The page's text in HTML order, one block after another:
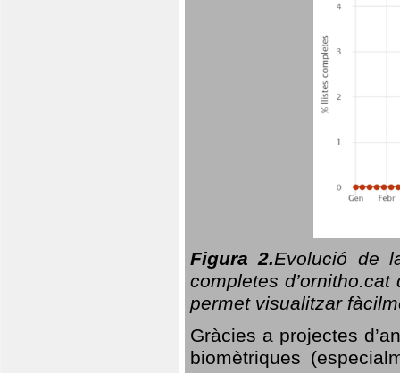
Figura 2.Evolució de
completes
permet visualitzar
Gràcies a projectes
biomètriques